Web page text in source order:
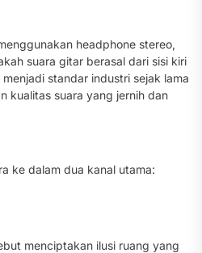
headphone stereo,
suara gitar berasal dari sisi kiri
standar industri sejak lama
kualitas suara yang jernih dan
ke dalam dua kanal utama:
menciptakan ilusi ruang yang